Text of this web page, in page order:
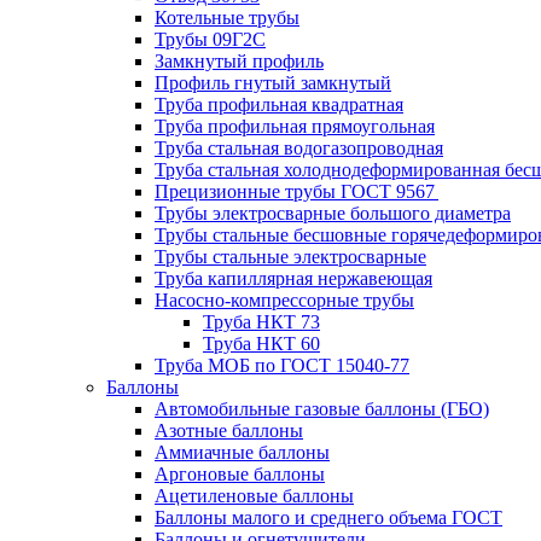
Котельные трубы
Трубы 09Г2С
Замкнутый профиль
Профиль гнутый замкнутый
Труба профильная квадратная
Труба профильная прямоугольная
Труба стальная водогазопроводная
Труба стальная холоднодеформированная
Прецизионные трубы ГОСТ 9567
Трубы электросварные большого диаметра
Трубы стальные бесшовные
Трубы стальные электросварные
Труба капиллярная нержавеющая
Насосно-компрессорные трубы
Труба НКТ 73
Труба НКТ 60
Труба МОБ по ГОСТ 15040-77
Баллоны
Автомобильные газовые баллоны (ГБО)
Азотные баллоны
Аммиачные баллоны
Аргоновые баллоны
Ацетиленовые баллоны
Баллоны малого и среднего объема ГОСТ